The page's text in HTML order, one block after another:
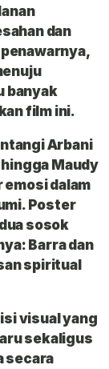
dan
banyak
film ini.
Arbani
Maudy
emosi dalam
Poster
sosok
Barra dan
spiritual
visual yang
sekaligus
secara